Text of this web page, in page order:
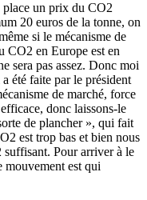
place un prix du CO2
20 euros de la tonne, on
si le mécanisme de
CO2 en Europe est en
sera pas assez. Donc moi
été faite par le président
de marché, force
donc laissons-le
de plancher », qui fait
est trop bas et bien nous
suffisant. Pour arriver à le
est qui